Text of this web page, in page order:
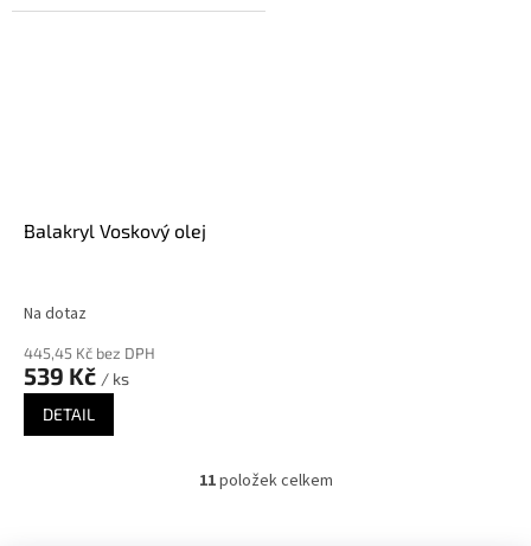
Balakryl Voskový olej
Na dotaz
445,45 Kč bez DPH
539 Kč / ks
DETAIL
O
11položek celkem